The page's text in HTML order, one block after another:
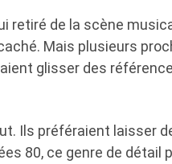
retiré de la scène
Mais plusieurs
glisser des
Ils préféraient laisser
80, ce genre de détail